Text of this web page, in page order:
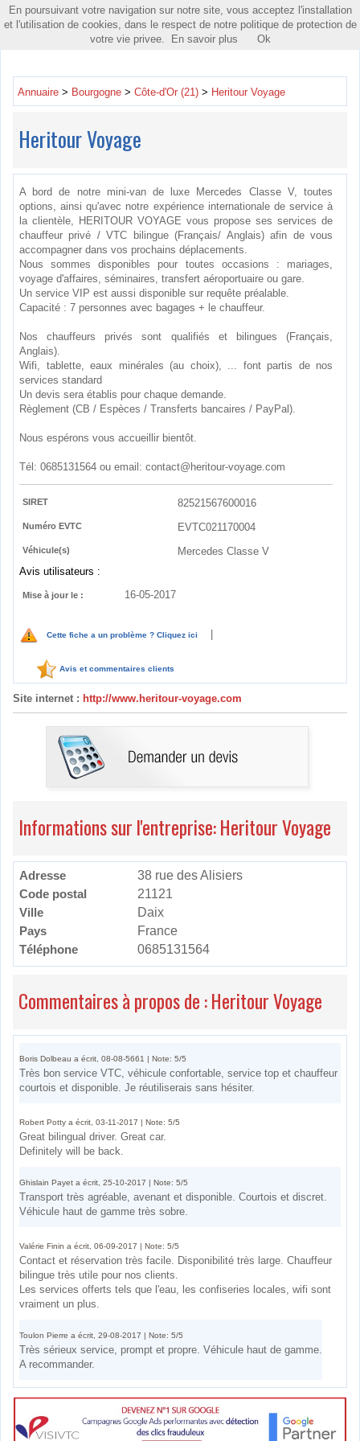
Toggle
Annuaire > Bourgogne > Côte-d'Or (21) > Heritour Voyage
Heritour Voyage
A bord de notre mini-van de luxe Mercedes Classe V, toutes
options, ainsi qu'avec notre expérience internationale de service à
la clientèle, HERITOUR VOYAGE vous propose ses services de
chauffeur privé / VTC bilingue (Français/ Anglais) afin de vous
accompagner dans vos prochains déplacements.
Nous sommes disponibles pour toutes occasions : mariages,
voyage d'affaires, séminaires, transfert aéroportuaire ou gare.
Un service VIP est aussi disponible sur requête préalable.
Capacité : 7 personnes avec bagages + le chauffeur.
Nos chauffeurs privés sont qualifiés et bilingues (Français,
Anglais).
Wifi, tablette, eaux minérales (au choix), ... font partis de nos
services standard
Un devis sera établis pour chaque demande.
Règlement (CB / Espèces / Transferts bancaires / PayPal).
Nous espérons vous accueillir bientôt.
Tél: 0685131564 ou email: contact@heritour-voyage.com
SIRET 82521567600016
Numéro EVTC EVTC021170004
Véhicule(s)
Mercedes Classe V
Avis utilisateurs :
Mise à jour le : 16-05-2017
Cette fiche a un problème ? Cliquez ici
Avis et commentaires clients
Site internet : http://www.heritour-voyage.com
Informations sur l'entreprise: Heritour Voyage
Adresse
38 rue des Alisiers
Code postal
21121
Ville
Daix
Pays
France
Téléphone
0685131564
Commentaires à propos de : Heritour Voyage
Boris Dolbeau a écrit, 08-08-5661 | Note: 5/5
Très bon service VTC, véhicule confortable, service top et chauffeur
courtois et disponible. Je réutiliserais sans hésiter.
Robert Potty a écrit, 03-11-2017 | Note: 5/5
Great bilingual driver. Great car.
Definitely will be back.
Ghislain Payet a écrit, 25-10-2017 | Note: 5/5
Transport très agréable, avenant et disponible. Courtois et discret.
Véhicule haut de gamme très sobre.
Valérie Finin a écrit, 06-09-2017 | Note: 5/5
Contact et réservation très facile. Disponibilité très large. Chauffeur
bilingue très utile pour nos clients.
Les services offerts tels que l'eau, les confiseries locales, wifi sont
vraiment un plus.
Toulon Pierre a écrit, 29-08-2017 | Note: 5/5
Très sérieux service, prompt et propre. Véhicule haut de gamme.
A recommander.
En poursuivant votre navigation sur notre site, vous acceptez l'installation
et l'utilisation de cookies, dans le respect de notre politique de protection de
votre vie privee.
En savoir plus Ok